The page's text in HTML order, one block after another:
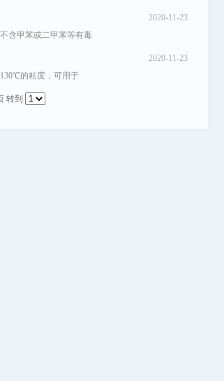
2020-11-23
含甲苯或二甲苯等有毒
2020-11-23
的粘度，可用于
转到